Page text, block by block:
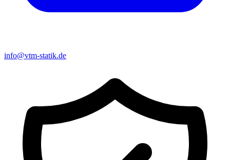
info@vtm-statik.de